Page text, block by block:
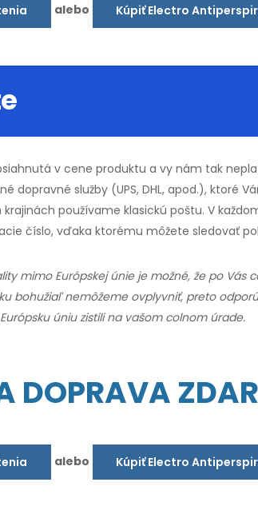
alebo Kúpiť Electro
v cene produktu a vy nám tak
dopravné služby (UPS, DHL, apod.), ktoré
krajinách používame klasickú poštu. V
číslo, vďaka ktorému môžete sledovať
mimo Európskej únie je možné, že po Vás
bohužiaľ nemôžeme ovplyvniť, preto
úniu zistili na vašom colnom úrade.
DOPRAVA
alebo Kúpiť Electro